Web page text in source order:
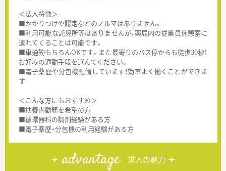
＜法人特徴＞
■かかりつけや認定などのノルマはありません。
■利用可能な託児所等はありませんが、薬局内の従業員休憩室に
連れてくることは可能です。
■車通勤もちろんOKです。また最寄りのバス停からも徒歩30秒！
お好みの通勤手段を選んでください。
■電子薬歴や分包機配備しています！効率よく働くことができま
す
＜こんな方にもおすすめ＞
■扶養内勤務を希望の方
■循環器科の調剤経験がある方
■電子薬歴・分包機の利用経験がある方
advantage 求人の魅力